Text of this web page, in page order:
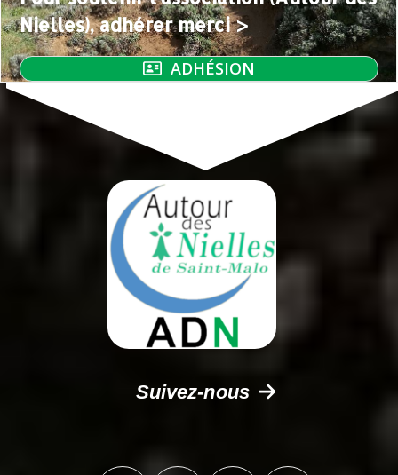
Nielles), adhérer merci >
ADHÉSION
Suivez-nous